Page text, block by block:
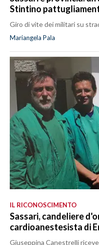
Stintino
Giro di vite dei militari su
Mariangela Pala
IL RICONOSCIMENTO
Sassari, candeliere
cardioanestesista di
Giuseppina Canestrelli